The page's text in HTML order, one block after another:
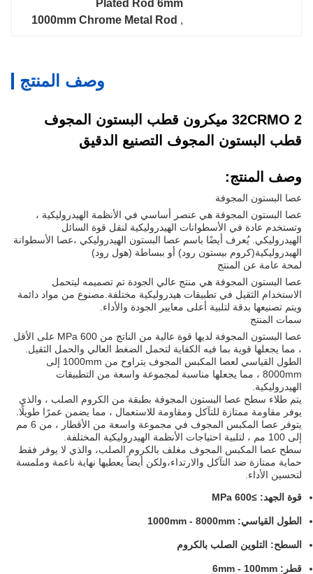
Plated Rod 6mm
,
1000mm Chrome Metal Rod
وصف المنتج
32CRMO 2 ميكرون قطب البستون المجوف
قطب البستون المجوف التصنيع الدقيق
وصف المنتج:
عصا البستون المجوفة
عصا البستون المجوفة هي عنصر أساسي في الأنظمة الهيدروليكية ،
وتستخدم عادة في الأسطوانات الهيدروليكية لنقل قوة السائل
الهيدروليكي. يُعرف أيضًا باسم عصا البستون الهيدروليكي ،عصا الأسطوانة
الهيدروليكية(كروم بيستون رود) أو ببساطة (هول رود)
لمحة عامة عن المنتج
عصا البستون المجوفة هي منتج عالي الجودة تم تصميمه ليتحمل
الاستخدام الثقيل في تطبيقات هيدروليكية مختلفة.مصنوع من مواد دائمة
ويتم تصنيعها بدقة لتلبية أعلى معايير الجودة والأداء.
سمات المنتج
عصا البستون المجوفة لديها قوة عالية من الناتج من 600 MPa على الأقل
، مما يجعلها قوية بما فيه الكفاية لتحمل الضغط العالي والحمل الثقيل.
الطول القياسي لعصا المكبس المجوف يتراوح من 1000mm إلى
8000mm ، مما يجعلها مناسبة لمجموعة واسعة من التطبيقات
الهيدروليكية.
يتم طلاء سطح عصا البستون المجوفة بطبقة من الكروم الصلب ، والذي
يوفر مقاومة ممتازة للتآكل ومقاومة للاستعمال ، مما يضمن عمرًا طويلًا.
يتوفر عصا المكبس المجوف في مجموعة واسعة من الأقطار ، من 6 مم
إلى 100 مم ، لتلبية احتياجات الأنظمة الهيدروليكية المختلفة.
سطح عصا المكبس المجوف مغلف بالكروم الصلب، والذي لا يوفر فقط
حماية ممتازة ضد التآكل والارتداء،ولكن أيضاً يعطيها نهاية ناعمة وملمسة
لتحسين الأداء.
قوة الجهد: ≥600 MPa
الطول القياسي: 1000mm - 8000mm
السطح: التلوين الصلب بالكروم
قطر: 6mm - 100mm